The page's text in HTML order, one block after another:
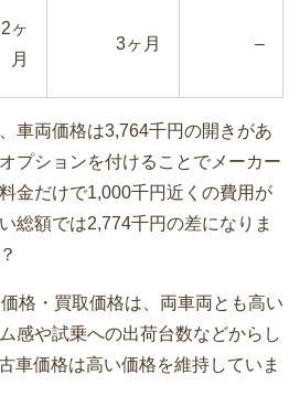
ヶ
月
3ヶ月 –
車両価格は3,764千円の開きがあ
プションを付けることでメーカー
金だけで1,000千円近くの費用が
総額では2,774千円の差になりま
格・買取価格は、両車両とも高い
感や試乗への出荷台数などからし
車価格は高い価格を維持していま